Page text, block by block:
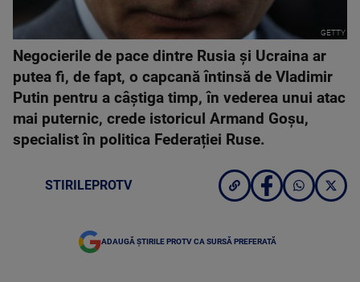
GETTY
Negocierile de pace dintre Rusia și Ucraina ar
putea fi, de fapt, o capcană întinsă de Vladimir
Putin pentru a câștiga timp, în vederea unui atac
mai puternic, crede istoricul Armand Goșu,
specialist în politica Federației Ruse.
STIRILEPROTV
ADAUGĂ ȘTIRILE PROTV CA SURSĂ PREFERATĂ